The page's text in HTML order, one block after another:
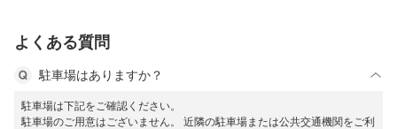
よくある質問
駐車場はありますか？
駐車場は下記をご確認ください。
駐車場のご用意はございません。 近隣の駐車場または公共交通機関をご利